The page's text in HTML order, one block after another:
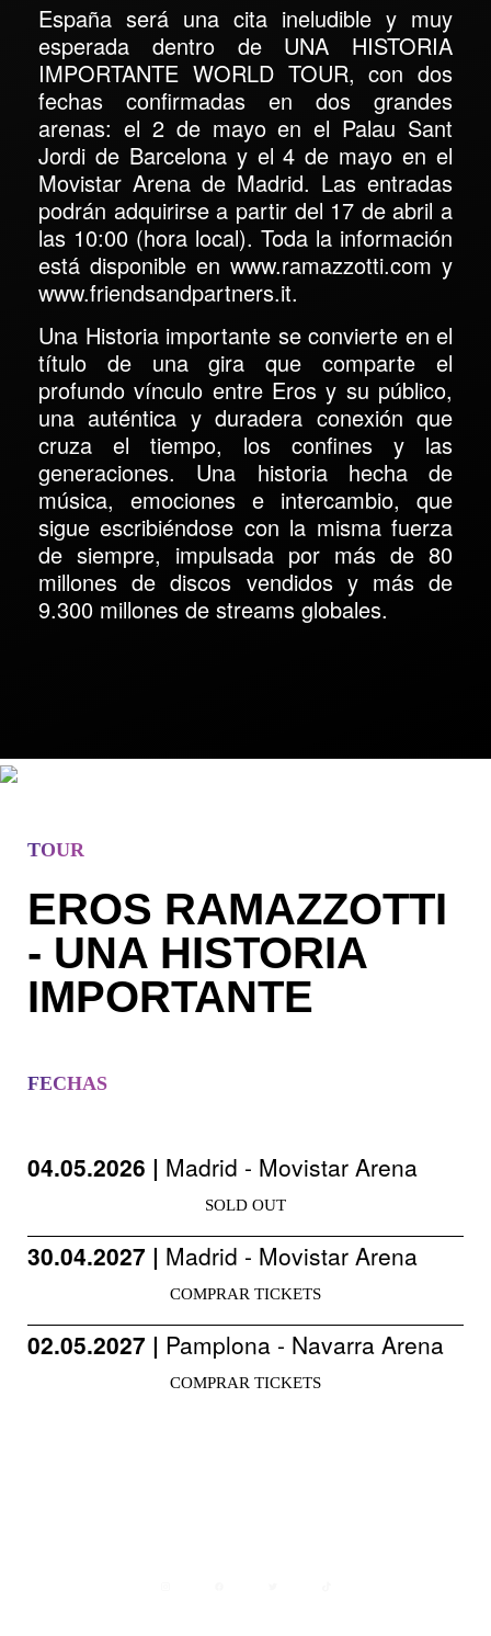
España será una cita ineludible y muy
esperada dentro de UNA HISTORIA
IMPORTANTE WORLD TOUR, con dos
fechas confirmadas en dos grandes
arenas: el 2 de mayo en el Palau Sant
Jordi de Barcelona y el 4 de mayo en el
Movistar Arena de Madrid. Las entradas
podrán adquirirse a partir del 17 de abril a
las 10:00 (hora local). Toda la información
está disponible en www.ramazzotti.com y
www.friendsandpartners.it.
Una Historia importante se convierte en el
título de una gira que comparte el
profundo vínculo entre Eros y su público,
una auténtica y duradera conexión que
cruza el tiempo, los confines y las
generaciones. Una historia hecha de
música, emociones e intercambio, que
sigue escribiéndose con la misma fuerza
de siempre, impulsada por más de 80
millones de discos vendidos y más de
9.300 millones de streams globales.
TOUR
EROS RAMAZZOTTI
- UNA HISTORIA
IMPORTANTE
FECHAS
04.05.2026 | Madrid - Movistar Arena
SOLD OUT
30.04.2027 | Madrid - Movistar Arena
COMPRAR TICKETS
02.05.2027 | Pamplona - Navarra Arena
COMPRAR TICKETS